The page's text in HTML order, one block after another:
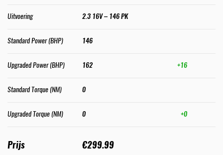
Uitvoering 2.3 16V – 146 PK
Standard Power (BHP) 146
Upgraded Power (BHP) 162 +16
Standard Torque (NM) 0
Upgraded Torque (NM) 0 +0
Prijs €299.99